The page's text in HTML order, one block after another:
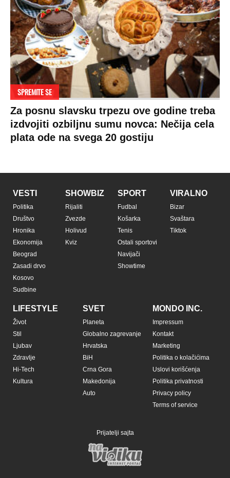
SPREMITE SE
Za posnu slavsku trpezu ove godine treba
izdvojiti ozbiljnu sumu novca: Nečija cela
plata ode na svega 20 gostiju
VESTI
Politika
Društvo
Hronika
Ekonomija
Beograd
Zasadi drvo
Kosovo
Sudbine
SHOWBIZ
Rijaliti
Zvezde
Holivud
Kviz
SPORT
Fudbal
Košarka
Tenis
Ostali sportovi
Navijači
Showtime
VIRALNO
Bizar
Svaštara
Tiktok
LIFESTYLE
Život
Stil
Ljubav
Zdravlje
Hi-Tech
Kultura
SVET
Planeta
Globalno zagrevanje
Hrvatska
BiH
Crna Gora
Makedonija
Auto
MONDO INC.
Impressum
Kontakt
Marketing
Politika o kolačićima
Uslovi korišćenja
Politika privatnosti
Privacy policy
Terms of service
Prijatelji sajta